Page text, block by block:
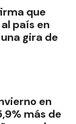
que
país en
gira de
en
más de